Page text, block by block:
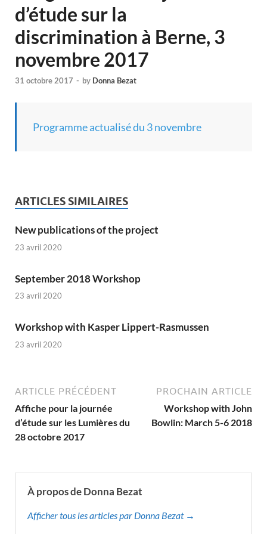
d’étude sur la
discrimination à Berne, 3
novembre 2017
31 octobre 2017 - by Donna Bezat
Programme actualisé du 3 novembre
ARTICLES SIMILAIRES
New publications of the project
23 avril 2020
September 2018 Workshop
23 avril 2020
Workshop with Kasper Lippert-Rasmussen
23 avril 2020
ARTICLE PRÉCÉDENT
Affiche pour la journée
d’étude sur les Lumières du
28 octobre 2017
PROCHAIN ARTICLE
Workshop with John
Bowlin: March 5-6 2018
À propos de Donna Bezat
Afficher tous les articles par Donna Bezat →